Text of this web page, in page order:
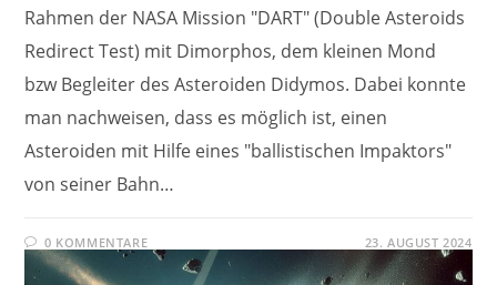
Rahmen der NASA Mission "DART" (Double Asteroids
Redirect Test) mit Dimorphos, dem kleinen Mond
bzw Begleiter des Asteroiden Didymos. Dabei konnte
man nachweisen, dass es möglich ist, einen
Asteroiden mit Hilfe eines "ballistischen Impaktors"
von seiner Bahn…
0 KOMMENTARE 23. AUGUST 2024